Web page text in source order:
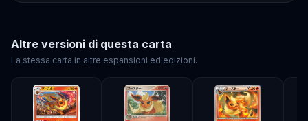
Altre versioni di questa carta
La stessa carta in altre espansioni ed edizioni.